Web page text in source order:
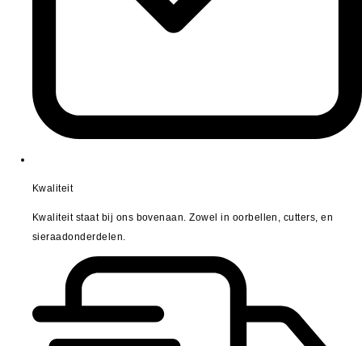
Kwaliteit
Kwaliteit staat bij ons bovenaan. Zowel in oorbellen, cutters, en
sieraadonderdelen.